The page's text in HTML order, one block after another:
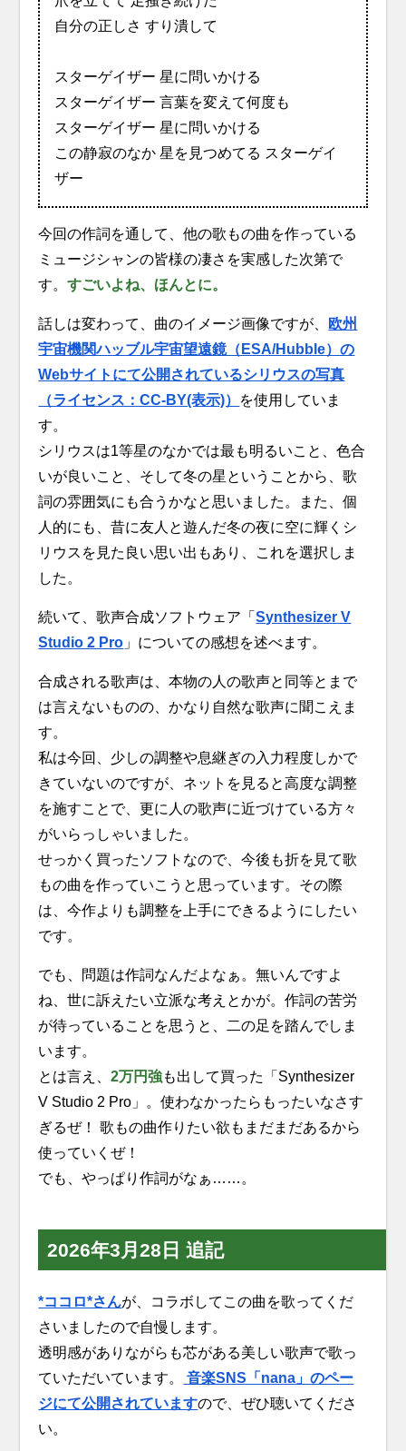
自分の正しさ すり潰して
スターゲイザー 星に問いかける
スターゲイザー 言葉を変えて何度も
スターゲイザー 星に問いかける
この静寂のなか 星を見つめてる スターゲイ
ザー
今回の作詞を通して、他の歌もの曲を作っている
ミュージシャンの皆様の凄さを実感した次第で
す。すごいよね、ほんとに。
話しは変わって、曲のイメージ画像ですが、 欧州
宇宙機関ハッブル宇宙望遠鏡（ESA/Hubble）の
Webサイトにて公開されているシリウスの写真
（ライセンス：CC-BY(表示)） を使用していま
す。
シリウスは1等星のなかでは最も明るいこと、色合
いが良いこと、そして冬の星ということから、歌
詞の雰囲気にも合うかなと思いました。また、個
人的にも、昔に友人と遊んだ冬の夜に空に輝くシ
リウスを見た良い思い出もあり、これを選択しま
した。
続いて、歌声合成ソフトウェア「Synthesizer V
Studio 2 Pro 」についての感想を述べます。
合成される歌声は、本物の人の歌声と同等とまで
は言えないものの、かなり自然な歌声に聞こえま
す。
私は今回、少しの調整や息継ぎの入力程度しかで
きていないのですが、ネットを見ると高度な調整
を施すことで、更に人の歌声に近づけている方々
がいらっしゃいました。
せっかく買ったソフトなので、今後も折を見て歌
もの曲を作っていこうと思っています。その際
は、今作よりも調整を上手にできるようにしたい
です。
でも、問題は作詞なんだよなぁ。無いんですよ
ね、世に訴えたい立派な考えとかが。作詞の苦労
が待っていることを思うと、二の足を踏んでしま
います。
とは言え、2万円強も出して買った「Synthesizer
V Studio 2 Pro」。使わなかったらもったいなさす
ぎるぜ！ 歌もの曲作りたい欲もまだまだあるから
使っていくぜ！
でも、やっぱり作詞がなぁ……。
2026年3月28日 追記
*ココロ*さんが、コラボしてこの曲を歌ってくだ
さいましたので自慢します。
透明感がありながらも芯がある美しい歌声で歌っ
ていただいています。
音楽SNS「nana」のペー
ジにて公開されていますので、ぜひ聴いてくださ
い。